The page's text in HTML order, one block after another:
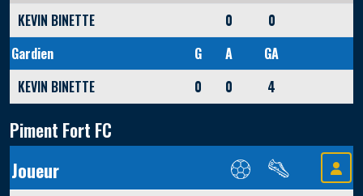
KEVIN BINETTE
0
0
Gardien
G A
GA
KEVIN BINETTE
0 0 4
Piment Fort FC
Joueur